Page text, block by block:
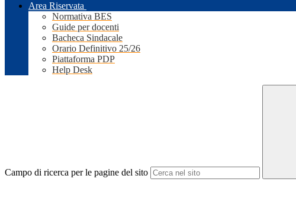
Area Riservata
Normativa BES
Guide per docenti
Bacheca Sindacale
Orario Definitivo 25/26
Piattaforma PDP
Help Desk
Campo di ricerca per le pagine del sito